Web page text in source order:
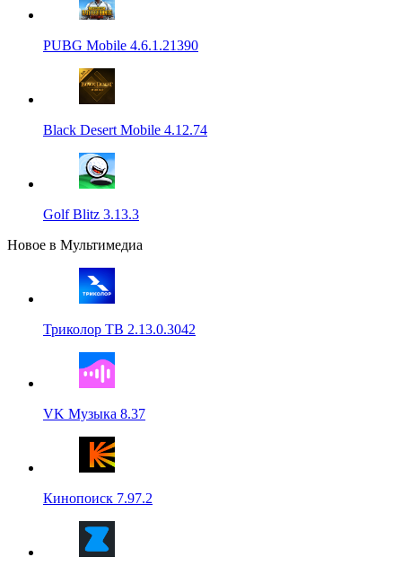
PUBG Mobile 4.6.1.21390
Black Desert Mobile 4.12.74
Golf Blitz 3.13.3
Новое в Мультимедиа
Триколор ТВ 2.13.0.3042
VK Музыка 8.37
Кинопоиск 7.97.2